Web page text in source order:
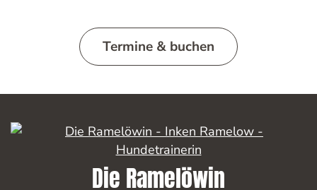
Termine & buchen
Die Ramelöwin